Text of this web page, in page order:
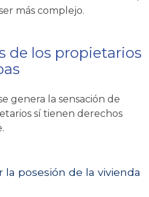
más complejo.
de los propietarios
genera la sensación de
sí tienen derechos
la posesión de la vivienda